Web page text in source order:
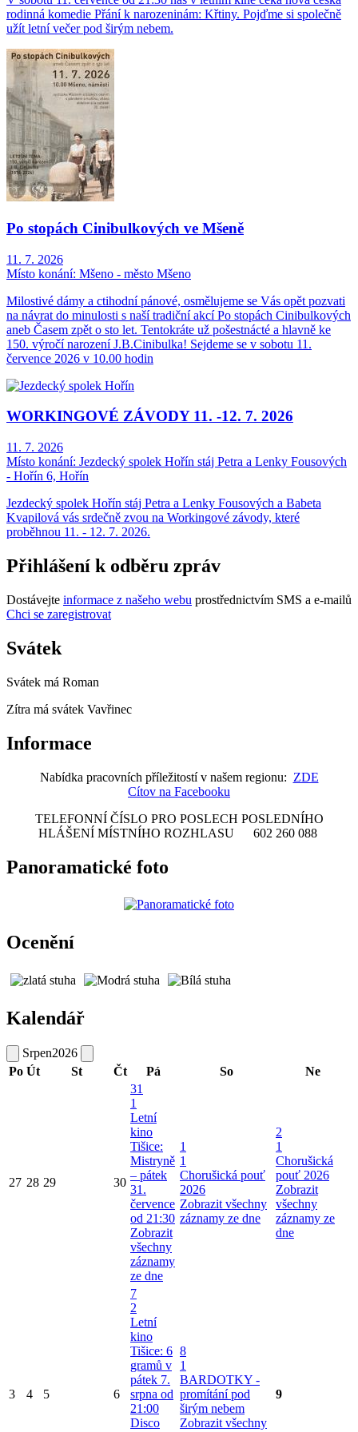
rodinná komedie Přání k narozeninám: Křtiny. Pojďme si společně
užít letní večer pod širým nebem.
Po stopách Cinibulkových ve Mšeně
11. 7. 2026
Místo konání: Mšeno - město Mšeno
Milostivé dámy a ctihodní pánové, osmělujeme se Vás opět pozvati
na návrat do minulosti s naší tradiční akcí Po stopách Cinibulkových
aneb Časem zpět o sto let. Tentokráte už pošestnácté a hlavně ke
150. výročí narození J.B.Cinibulka! Sejdeme se v sobotu 11.
července 2026 v 10.00 hodin
WORKINGOVÉ ZÁVODY 11. -12. 7. 2026
11. 7. 2026
Místo konání: Jezdecký spolek Hořín stáj Petra a Lenky Fousových
- Hořín 6, Hořín
Jezdecký spolek Hořín stáj Petra a Lenky Fousových a Babeta
Kvapilová vás srdečně zvou na Workingové závody, které
proběhnou 11. - 12. 7. 2026.
Přihlášení k odběru zpráv
Dostávejte informace z našeho webu prostřednictvím SMS a e-mailů
Chci se zaregistrovat
Svátek
Svátek má Roman
Zítra má svátek Vavřinec
Informace
Nabídka pracovních příležitostí v našem regionu: ZDE
Cítov na Facebooku
TELEFONNÍ ČÍSLO PRO POSLECH POSLEDNÍHO
HLÁŠENÍ MÍSTNÍHO ROZHLASU 602 260 088
Panoramatické foto
Ocenění
Kalendář
Srpen2026
Po Út St Čt Pá So Ne
27 28 29 30
31
1
Letní
kino
Tišice:
Mistryně
– pátek
31.
července
od 21:30
Zobrazit
všechny
záznamy
ze dne
1
1
Chorušická pouť
2026
Zobrazit všechny
záznamy ze dne
2
1
Chorušická
pouť 2026
Zobrazit
všechny
záznamy ze
dne
3 4 5 6
7
2
Letní
kino
Tišice: 6
gramů v
pátek 7.
srpna od
21:00
Disco
8
1
BARDOTKY -
promítání pod
širým nebem
Zobrazit všechny
9